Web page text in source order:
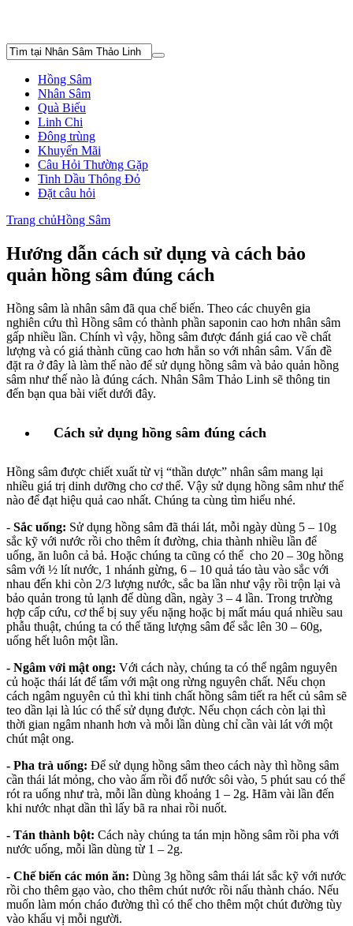
Hồng Sâm
Nhân Sâm
Quà Biếu
Linh Chi
Đông trùng
Khuyến Mãi
Câu Hỏi Thường Gặp
Tinh Dầu Thông Đỏ
Đặt câu hỏi
Trang chủHồng Sâm
Hướng dẫn cách sử dụng và cách bảo
quản hồng sâm đúng cách
Hồng sâm là nhân sâm đã qua chế biến. Theo các chuyên gia
nghiên cứu thì Hồng sâm có thành phần saponin cao hơn nhân sâm
gấp nhiều lần. Chính vì vậy, hồng sâm được đánh giá cao về chất
lượng và có giá thành cũng cao hơn hẳn so với nhân sâm. Vấn đề
đặt ra ở đây là làm thế nào để sử dụng hồng sâm và bảo quản hồng
sâm như thế nào là đúng cách. Nhân Sâm Thảo Linh sẽ thông tin
đến bạn qua bài viết dưới đây.
Cách sử dụng hồng sâm đúng cách
Hồng sâm được chiết xuất từ vị “thần dược” nhân sâm mang lại
nhiều giá trị dinh dưỡng cho cơ thể. Vậy sử dụng hồng sâm như thế
nào để đạt hiệu quả cao nhất. Chúng ta cùng tìm hiểu nhé.
- Sắc uống: Sử dụng hồng sâm đã thái lát, mỗi ngày dùng 5 – 10g
sắc kỹ với nước rồi cho thêm ít đường, chia thành nhiều lần để
uống, ăn luôn cả bả. Hoặc chúng ta cũng có thể cho 20 – 30g hồng
sâm với ½ lít nước, 1 nhánh gừng, 6 – 10 quả táo tàu vào sắc với
nhau đến khi còn 2/3 lượng nước, sắc ba lần như vậy rồi trộn lại và
bảo quản trong tủ lạnh để dùng dần, ngày 3 – 4 lần. Trong trường
hợp cấp cứu, cơ thể bị suy yếu nặng hoặc bị mất máu quá nhiều sau
phẫu thuật, chúng ta có thể tăng lượng sâm để sắc lên 30 – 60g,
uống hết luôn một lần.
- Ngâm với mật ong: Với cách này, chúng ta có thể ngâm nguyên
củ hoặc thái lát để tẩm với mật ong rừng nguyên chất. Nếu chọn
cách ngâm nguyên củ thì khi tinh chất hồng sâm tiết ra hết củ sâm sẽ
teo dần lại là lúc có thể sử dụng được. Nếu chọn cách còn lại thì
thời gian ngâm nhanh hơn và mỗi lần dùng chỉ cần vài lát với một
chút mật ong.
- Pha trà uống: Để sử dụng hồng sâm theo cách này thì hồng sâm
cần thái lát mỏng, cho vào ấm rồi đổ nước sôi vào, 5 phút sau có thể
rót ra uống như trà, mỗi lần dùng khoảng 1 – 2g. Hãm vài lần đến
khi nước nhạt dần thì lấy bã ra nhai rồi nuốt.
- Tán thành bột: Cách này chúng ta tán mịn hồng sâm rồi pha với
nước uống, mỗi lần dùng từ 1 – 2g.
- Chế biến các món ăn: Dùng 3g hồng sâm thái lát sắc kỹ với nước
rồi cho thêm gạo vào, cho thêm chút nước rồi nấu thành cháo. Nếu
muốn làm món cháo đường thì có thể cho thêm một chút đường tùy
vào khẩu vị mỗi người.